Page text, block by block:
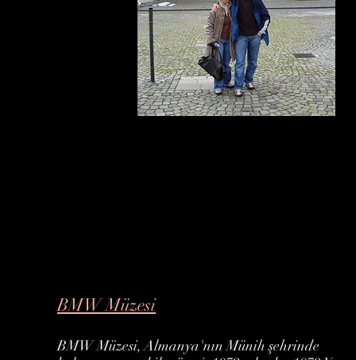
BMW Müzesi
BMW Müzesi, Almanya'nın Münih şehrinde